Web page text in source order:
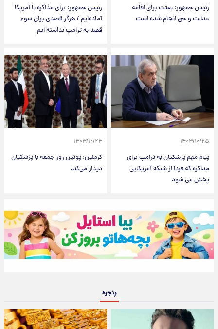
رئیس جمهور: بعثت برای اقامه
عدالت و حق انجام شده است
رئیس جمهور: برای مذاکره با آمریکا
آماده‌ایم / هرگز قصدی برای سوء
قصد به ترامپ نداشته ایم
۱۴۰۳/۱۰/۲۵
پیام مهم پزشکیان به ترامپ برای
مذاکره که فردا از شبکه آمریکایی
پخش می شود
۱۴۰۳/۱۰/۲۴
کرملین: پوتین روز جمعه با پزشکیان
دیدار می‌کند
پنجره